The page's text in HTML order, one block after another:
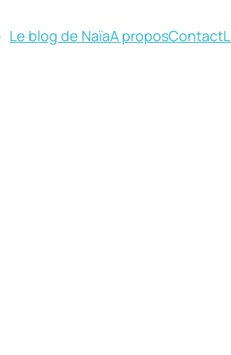
Le blog de NaïaA proposContact